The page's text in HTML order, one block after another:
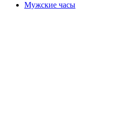
Мужские часы